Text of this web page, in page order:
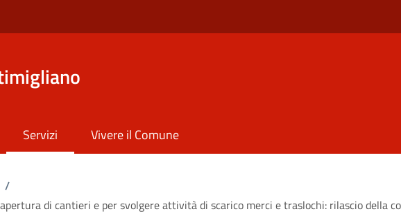
Servizi Vivere il Comune
/
di cantieri e per svolgere attività di scarico merci e traslochi: rilascio della